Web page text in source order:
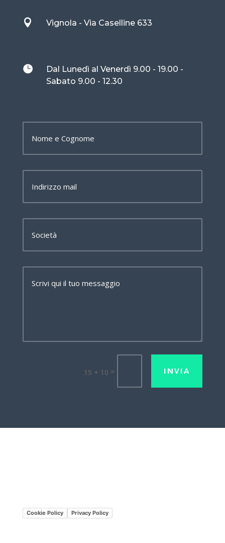
 Vignola - Via Caselline 633

Dal Lunedì al Venerdì 9.00 - 19.00 -
Sabato 9.00 - 12.30
15 + 10 = INVIA
Cookie Policy Privacy Policy